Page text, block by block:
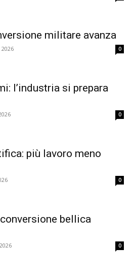
militare avanza
0
l’industria si prepara
0
più lavoro meno
0
bellica
0